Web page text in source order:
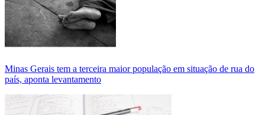
Minas Gerais tem a terceira maior população em situação de rua do
país, aponta levantamento